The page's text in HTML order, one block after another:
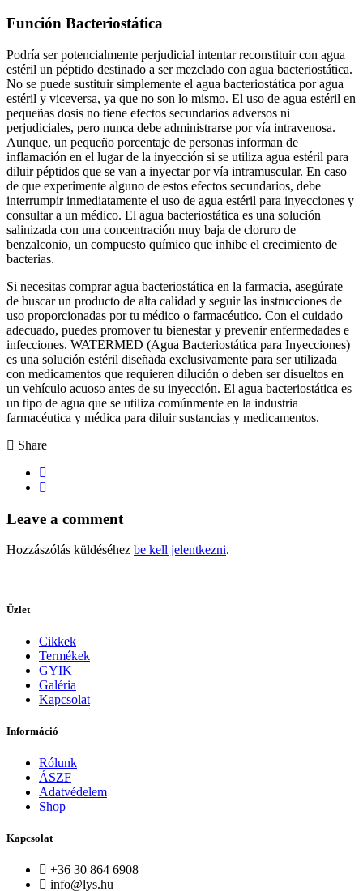
Función Bacteriostática
Podría ser potencialmente perjudicial intentar reconstituir con agua
estéril un péptido destinado a ser mezclado con agua bacteriostática.
No se puede sustituir simplemente el agua bacteriostática por agua
estéril y viceversa, ya que no son lo mismo. El uso de agua estéril en
pequeñas dosis no tiene efectos secundarios adversos ni
perjudiciales, pero nunca debe administrarse por vía intravenosa.
Aunque, un pequeño porcentaje de personas informan de
inflamación en el lugar de la inyección si se utiliza agua estéril para
diluir péptidos que se van a inyectar por vía intramuscular. En caso
de que experimente alguno de estos efectos secundarios, debe
interrumpir inmediatamente el uso de agua estéril para inyecciones y
consultar a un médico. El agua bacteriostática es una solución
salinizada con una concentración muy baja de cloruro de
benzalconio, un compuesto químico que inhibe el crecimiento de
bacterias.
Si necesitas comprar agua bacteriostática en la farmacia, asegúrate
de buscar un producto de alta calidad y seguir las instrucciones de
uso proporcionadas por tu médico o farmacéutico. Con el cuidado
adecuado, puedes promover tu bienestar y prevenir enfermedades e
infecciones. WATERMED (Agua Bacteriostática para Inyecciones)
es una solución estéril diseñada exclusivamente para ser utilizada
con medicamentos que requieren dilución o deben ser disueltos en
un vehículo acuoso antes de su inyección. El agua bacteriostática es
un tipo de agua que se utiliza comúnmente en la industria
farmacéutica y médica para diluir sustancias y medicamentos.
Share
Leave a comment
Hozzászólás küldéséhez be kell jelentkezni.
Üzlet
Cikkek
Termékek
GYIK
Galéria
Kapcsolat
Információ
Rólunk
ÁSZF
Adatvédelem
Shop
Kapcsolat
+36 30 864 6908
info@lys.hu